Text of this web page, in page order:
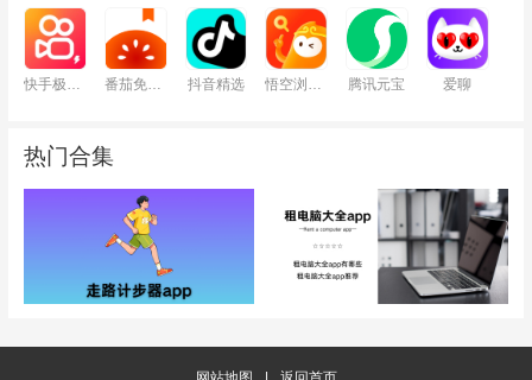
快手极速版 番茄免费小说 抖音精选 悟空浏览器 腾讯元宝 爱聊
热门合集